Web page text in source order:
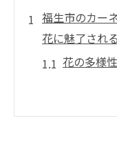
福生市のカー
花に魅了される
花の多様
四季折々